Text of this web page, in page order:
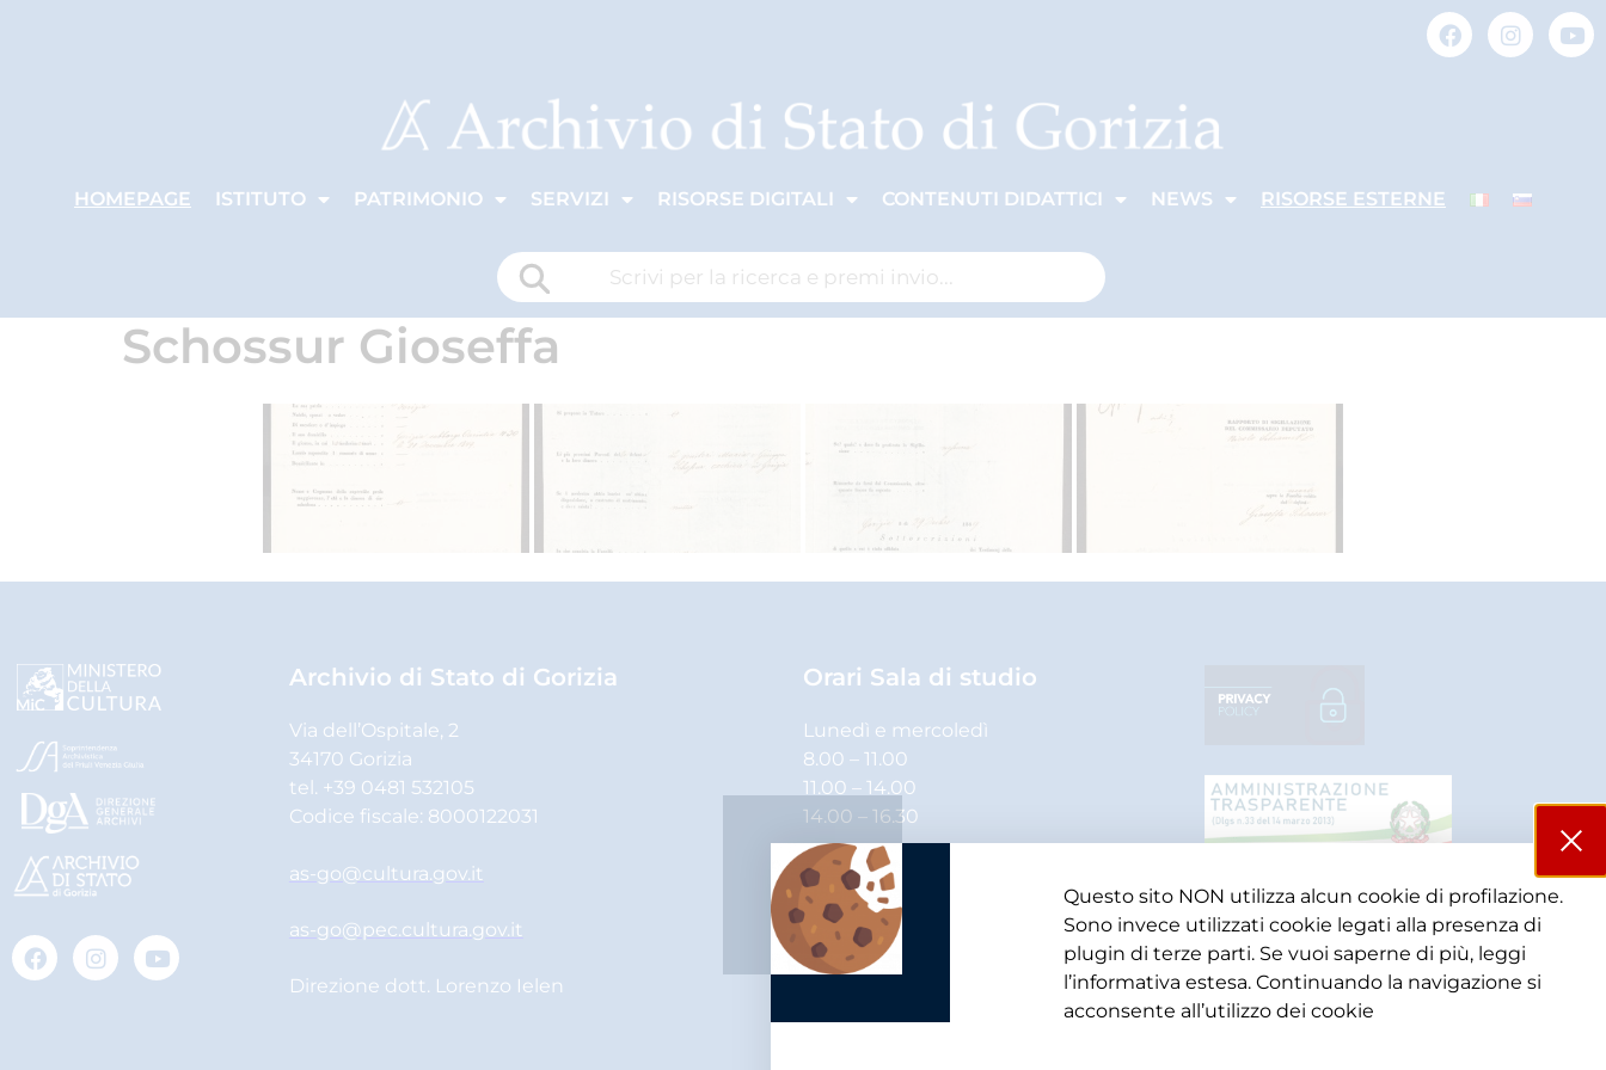
HOMEPAGE ISTITUTO PATRIMONIO SERVIZI RISORSE DIGITALI CONTENUTI DIDATTICI NEWS RISORSE ESTERNE
Schossur Gioseffa
Archivio di Stato di Gorizia
Via dell’Ospitale, 2
34170 Gorizia
tel. +39 0481 532105
Codice fiscale: 8000122031
as-go@cultura.gov.it
as-go@pec.cultura.gov.it
Direzione dott. Lorenzo Ielen
Orari Sala di studio
Lunedì e mercoledì
8.00 – 11.00
11.00 – 14.00
14.00 – 16.30
Martedì, giovedì e venerdì
8.00 – 11.00
11.00 – 14.00
Questo sito NON utilizza alcun cookie di profilazione.
Sono invece utilizzati cookie legati alla presenza di
plugin di terze parti. Se vuoi saperne di più, leggi
l’informativa estesa. Continuando la navigazione si
acconsente all’utilizzo dei cookie​